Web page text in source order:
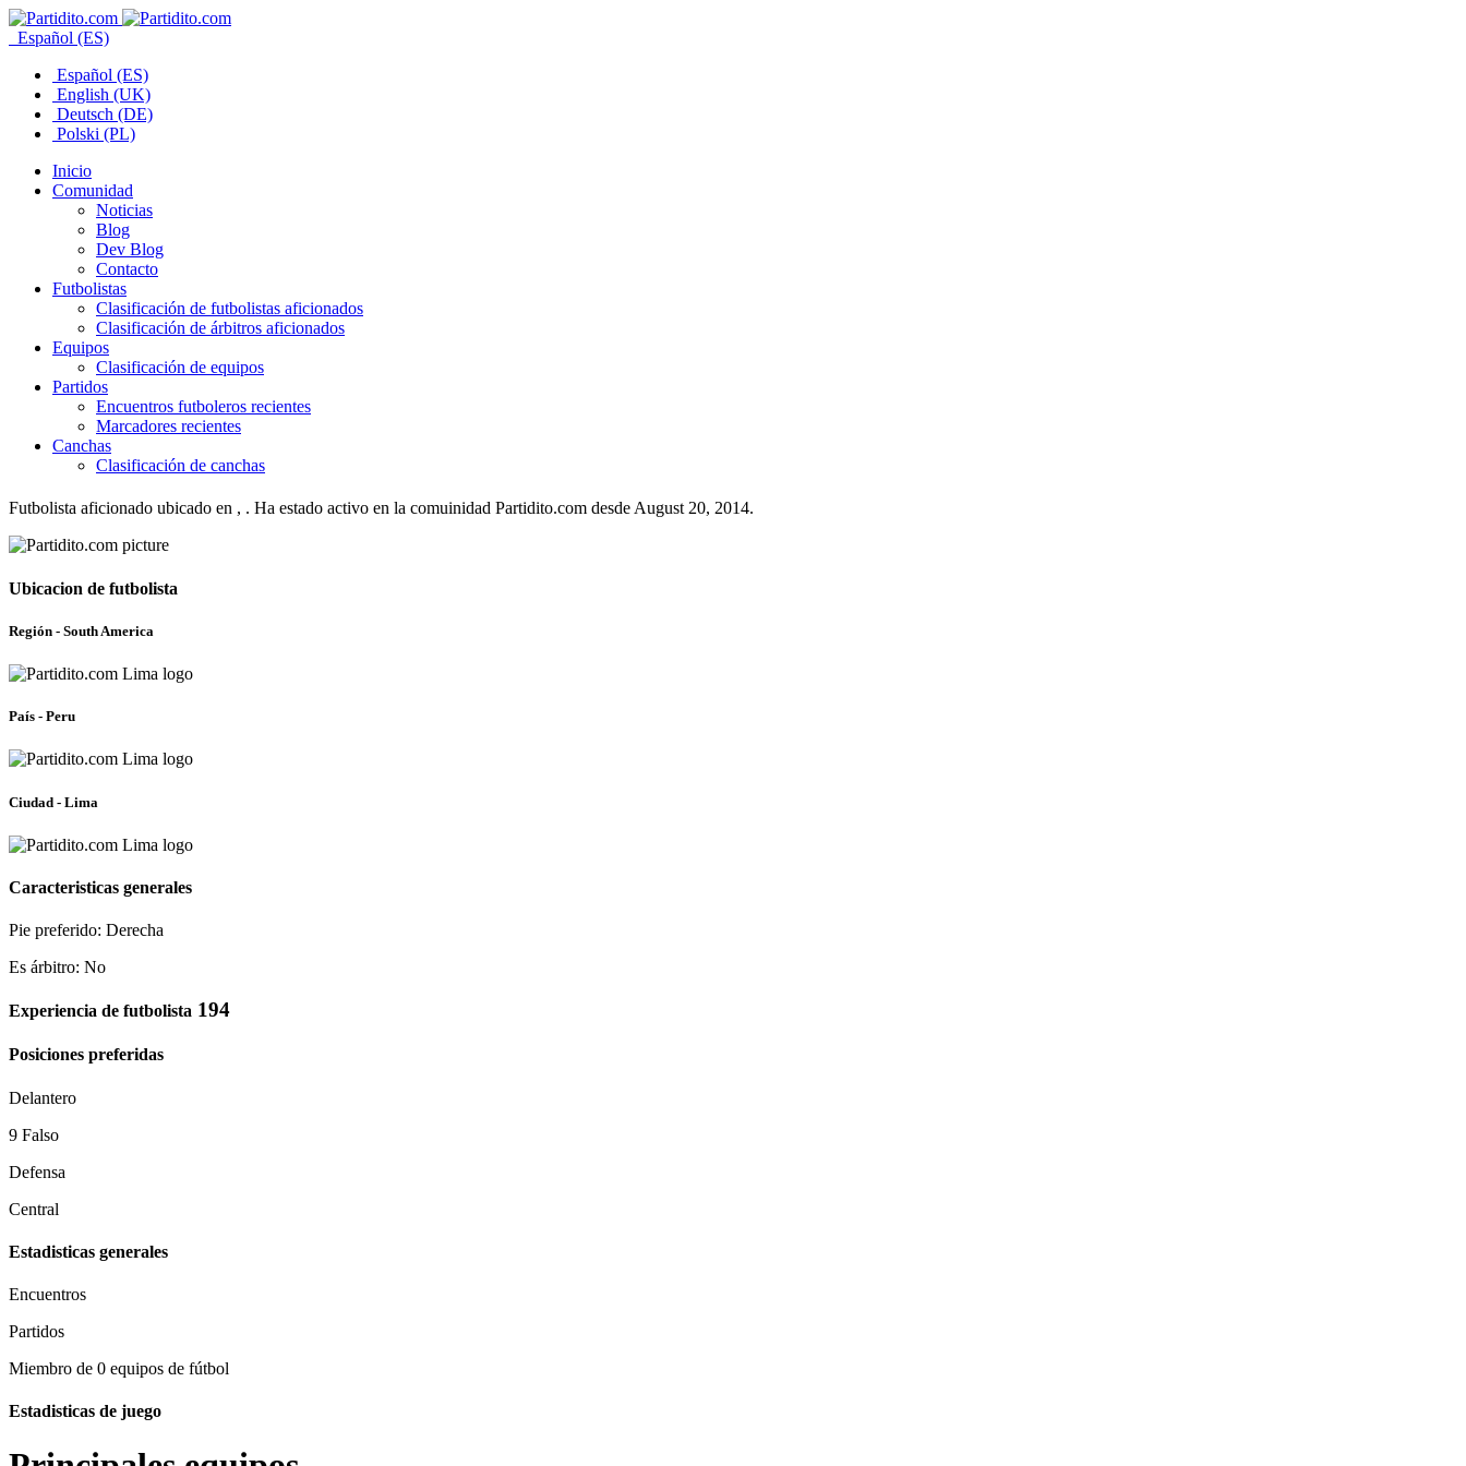
Español (ES)
Español (ES)
English (UK)
Deutsch (DE)
Polski (PL)
Inicio
Comunidad
Noticias
Blog
Dev Blog
Contacto
Futbolistas
Clasificación de futbolistas aficionados
Clasificación de árbitros aficionados
Equipos
Clasificación de equipos
Partidos
Encuentros futboleros recientes
Marcadores recientes
Canchas
Clasificación de canchas
Futbolista aficionado ubicado en , . Ha estado activo en la comuinidad Partidito.com desde August 20, 2014.
Ubicacion de futbolista
Región - South America
País - Peru
Ciudad - Lima
Caracteristicas generales
Pie preferido: Derecha
Es árbitro: No
Experiencia de futbolista 194
Posiciones preferidas
Delantero
9 Falso
Defensa
Central
Estadisticas generales
Encuentros
Partidos
Miembro de 0 equipos de fútbol
Estadisticas de juego